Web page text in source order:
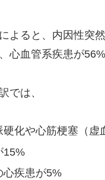
よると、内因性突
心血管系疾患が
では、
硬化や心筋梗塞（虚
15%
心疾患が5%